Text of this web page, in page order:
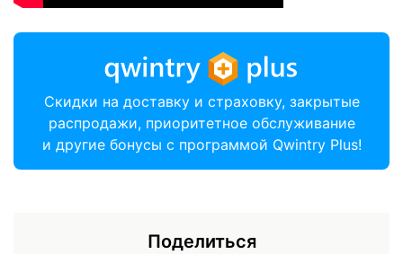
Скидки на доставку и страховку, закрытые
распродажи, приоритетное обслуживание
и другие бонусы с программой Qwintry Plus!
Поделиться